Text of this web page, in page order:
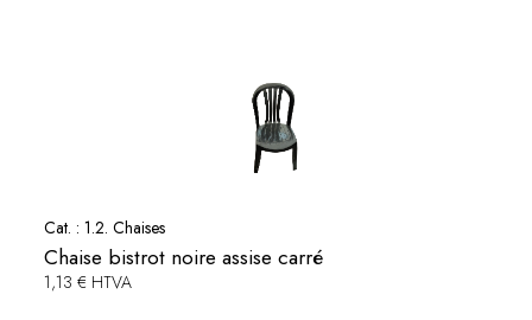
Cat. : 1.2. Chaises
Chaise bistrot noire assise carré
1,13 € HTVA